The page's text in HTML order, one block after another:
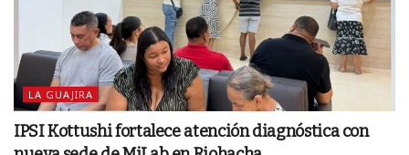
LA GUAJIRA
IPSI Kottushi fortalece atención diagnóstica con